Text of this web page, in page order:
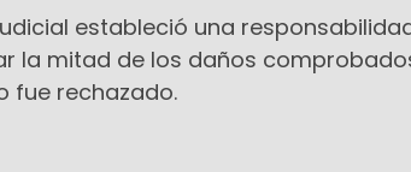
estableció una
la mitad de los daños
fue rechazado.